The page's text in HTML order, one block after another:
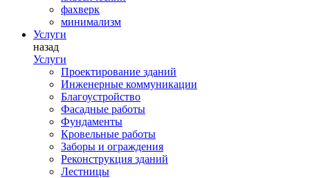
фахверк
минимализм
Услуги
назад
Услуги
Проектирование зданий
Инженерные коммуникации
Благоустройство
Фасадные работы
Фундаменты
Кровельные работы
Заборы и ограждения
Реконструкция зданий
Лестницы